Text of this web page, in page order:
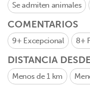
Se admiten animales
COMENTARIOS
9+ Excepcional 8+
DISTANCIA
Menos de 1 km